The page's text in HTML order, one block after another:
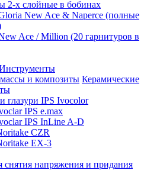
х слойные в бобинах
New Ace & Naperce (полные
Ace / Million (20 гарнитуров в
Керамические
глазури IPS Ivocolor
IPS e.max
IPS InLine A-D
CZR
EX-3